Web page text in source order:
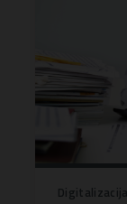
Digitalizacija